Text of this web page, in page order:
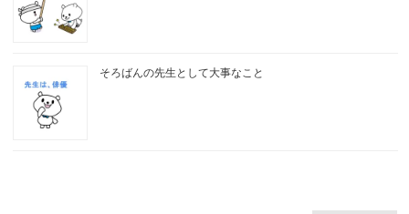
そろばんの先生として大事なこと